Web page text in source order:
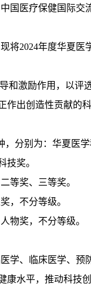
国医疗保健国际
将2024年度华夏医
和激励作用，以
出创造性贡献的
，分别为：华夏医
技奖。
等奖、三等奖。
，不分等级。
物奖，不分等级。
学、临床医学、预
康水平，推动科技